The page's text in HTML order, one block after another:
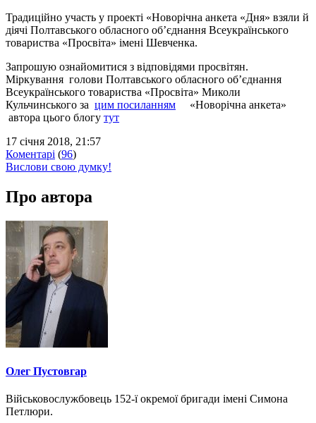
Традиційно участь у проекті «Новорічна анкета «Дня» взяли й
діячі Полтавського обласного об’єднання Всеукраїнського
товариства «Просвіта» імені Шевченка.
Запрошую ознайомитися з відповідями просвітян.
Міркування голови Полтавського обласного об’єднання
Всеукраїнського товариства «Просвіта» Миколи
Кульчинського за цим посиланням «Новорічна анкета»
автора цього блогу тут
17 січня 2018, 21:57
Коментарі (96)
Вислови свою думку!
Про автора
Олег Пустовгар
Військовослужбовець 152-ї окремої бригади імені Симона
Петлюри.